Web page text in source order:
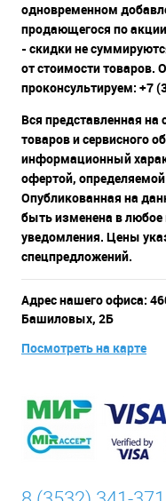
одновременном
продающегося по
- скидки не
от стоимости товаров.
проконсультируем: +7
Вся представленная
товаров и сервисного
информационный
офертой,
Опубликованная на
быть изменена в любое
уведомления. Цены
спецпредложений.
Адрес нашего офиса:
Башиловых, 2Б
Посмотреть на карте